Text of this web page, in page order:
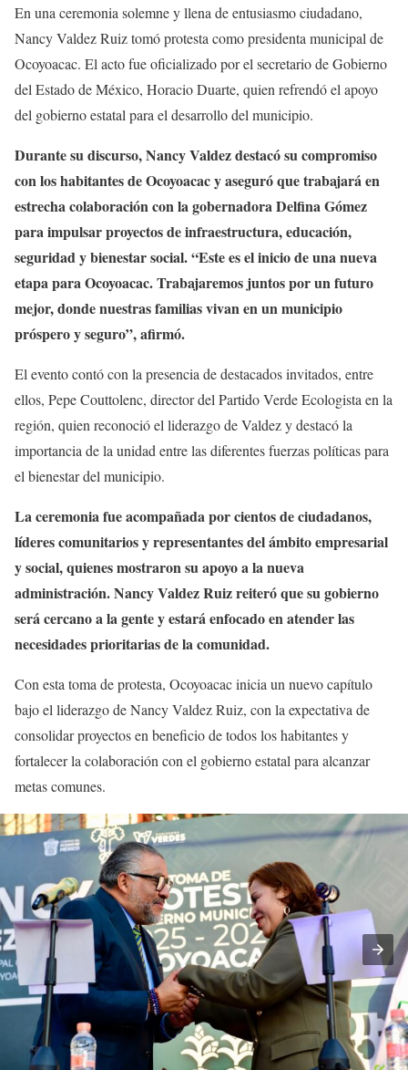
En una ceremonia solemne y llena de entusiasmo ciudadano,
Nancy Valdez Ruiz tomó protesta como presidenta municipal de
Ocoyoacac. El acto fue oficializado por el secretario de Gobierno
del Estado de México, Horacio Duarte, quien refrendó el apoyo
del gobierno estatal para el desarrollo del municipio.
Durante su discurso, Nancy Valdez destacó su compromiso
con los habitantes de Ocoyoacac y aseguró que trabajará en
estrecha colaboración con la gobernadora Delfina Gómez
para impulsar proyectos de infraestructura, educación,
seguridad y bienestar social. “Este es el inicio de una nueva
etapa para Ocoyoacac. Trabajaremos juntos por un futuro
mejor, donde nuestras familias vivan en un municipio
próspero y seguro”, afirmó.
El evento contó con la presencia de destacados invitados, entre
ellos, Pepe Couttolenc, director del Partido Verde Ecologista en la
región, quien reconoció el liderazgo de Valdez y destacó la
importancia de la unidad entre las diferentes fuerzas políticas para
el bienestar del municipio.
La ceremonia fue acompañada por cientos de ciudadanos,
líderes comunitarios y representantes del ámbito empresarial
y social, quienes mostraron su apoyo a la nueva
administración. Nancy Valdez Ruiz reiteró que su gobierno
será cercano a la gente y estará enfocado en atender las
necesidades prioritarias de la comunidad.
Con esta toma de protesta, Ocoyoacac inicia un nuevo capítulo
bajo el liderazgo de Nancy Valdez Ruiz, con la expectativa de
consolidar proyectos en beneficio de todos los habitantes y
fortalecer la colaboración con el gobierno estatal para alcanzar
metas comunes.